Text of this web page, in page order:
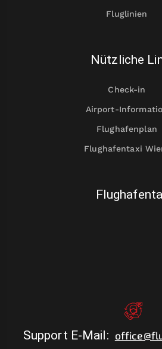
Fluglinien
Nützliche
Check-in
Airport-
Flughafenplan
Flughafentaxi
Support E-Mail: